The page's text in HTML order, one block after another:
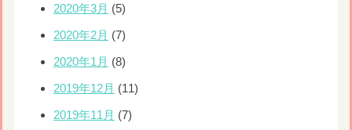
2020年3月 (5)
2020年2月 (7)
2020年1月 (8)
2019年12月 (11)
2019年11月 (7)